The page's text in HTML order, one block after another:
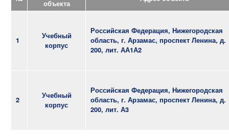
объекта
1
Учебный
корпус
Российская Федерация, Нижегородская
область, г. Арзамас, проспект Ленина, д.
200, лит. АА1А2
2
Учебный
корпус
Российская Федерация, Нижегородская
область, г. Арзамас, проспект Ленина, д.
200, лит. А3